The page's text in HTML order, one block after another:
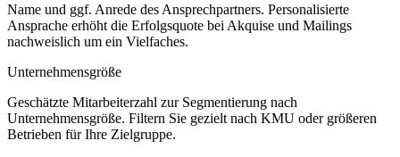
Name und ggf. Anrede des Ansprechpartners. Personalisierte
Ansprache erhöht die Erfolgsquote bei Akquise und Mailings
nachweislich um ein Vielfaches.
Unternehmensgröße
Geschätzte Mitarbeiterzahl zur Segmentierung nach
Unternehmensgröße. Filtern Sie gezielt nach KMU oder größeren
Betrieben für Ihre Zielgruppe.